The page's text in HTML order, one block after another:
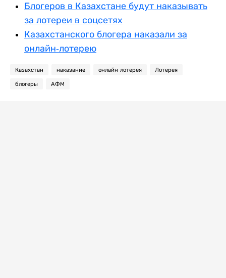
Блогеров в Казахстане будут наказывать
за лотереи в соцсетях
Казахстанского блогера наказали за
онлайн-лотерею
Казахстан наказание онлайн-лотерея Лотерея
блогеры АФМ